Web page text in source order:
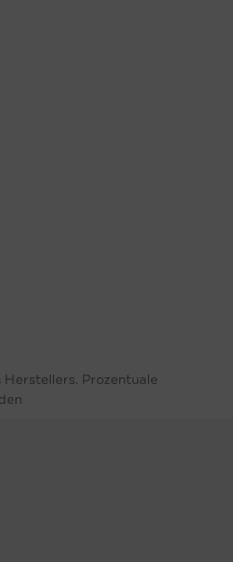
Prozentuale